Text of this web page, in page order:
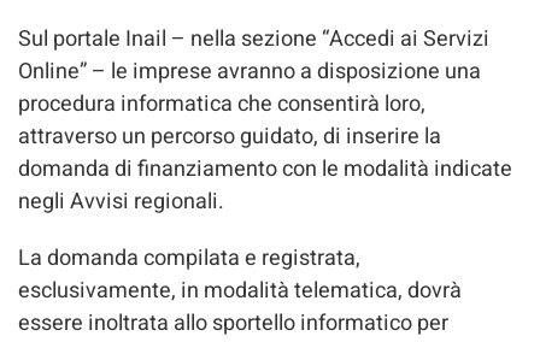
Sul portale Inail – nella sezione “Accedi ai Servizi
Online” – le imprese avranno a disposizione una
procedura informatica che consentirà loro,
attraverso un percorso guidato, di inserire la
domanda di finanziamento con le modalità indicate
negli Avvisi regionali.
La domanda compilata e registrata,
esclusivamente, in modalità telematica, dovrà
essere inoltrata allo sportello informatico per